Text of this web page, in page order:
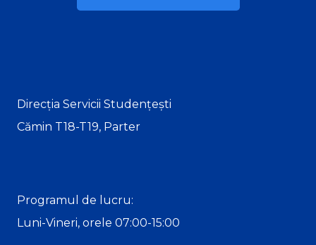
Direcția Servicii Studențești
Cămin T18-T19, Parter
Programul de lucru:
Luni-Vineri, orele 07:00-15:00